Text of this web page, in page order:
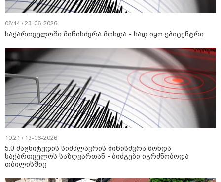
08:14 / 23-06-2026
საქართველოში მიწისძვრა მოხდა - სად იყო ეპიცენტრი
10:21 / 13-06-2026
5.0 მაგნიტუდის სიმძლავრის მიწისძვრა მოხდა
საქართველოს საზღვართან - ბიძგები იგრძნობოდა
თბილისშიც